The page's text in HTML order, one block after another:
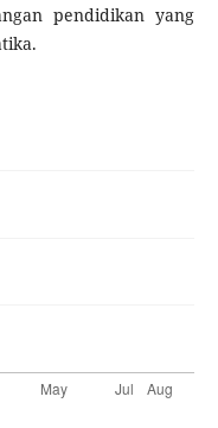
pendidikan yang